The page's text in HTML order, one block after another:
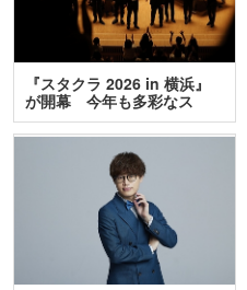
『スタクラ 2026 in 横浜』
が開幕 今年も多彩なス
テ…